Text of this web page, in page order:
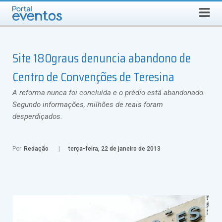
SÁBADO, 8 DE AGOSTO DE 2026 Busca
Site 180graus denuncia abandono de
Centro de Convenções de Teresina
A reforma nunca foi concluída e o prédio está abandonado.
Segundo informações, milhões de reais foram
desperdiçados.
Por Redação terça-feira, 22 de janeiro de 2013